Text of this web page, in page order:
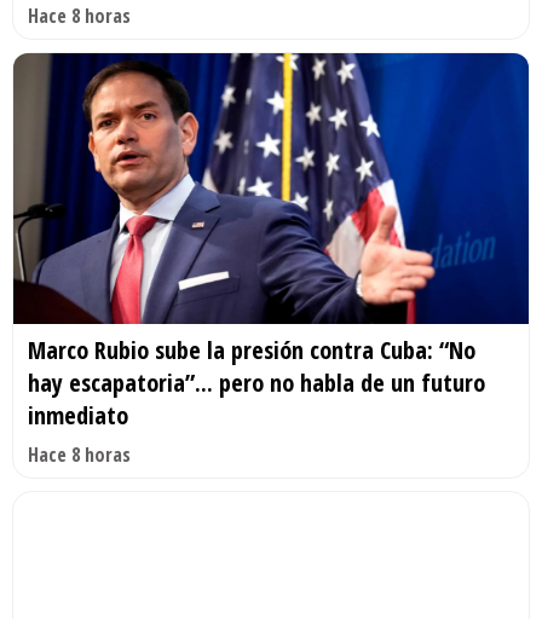
Hace 8 horas
Marco Rubio sube la presión contra Cuba: “No
hay escapatoria”... pero no habla de un futuro
inmediato
Hace 8 horas